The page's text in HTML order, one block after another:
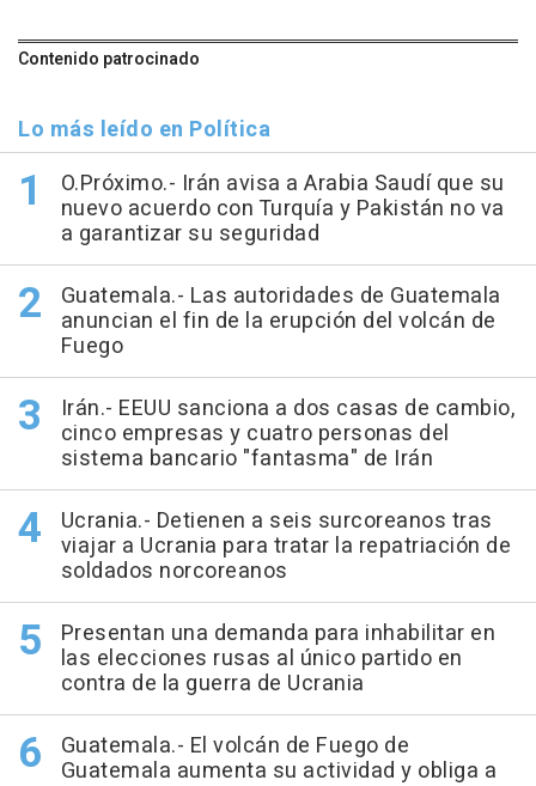
Contenido patrocinado
Lo más leído en Política
O.Próximo.- Irán avisa a Arabia Saudí que su
nuevo acuerdo con Turquía y Pakistán no va
a garantizar su seguridad
Guatemala.- Las autoridades de Guatemala
anuncian el fin de la erupción del volcán de
Fuego
Irán.- EEUU sanciona a dos casas de cambio,
cinco empresas y cuatro personas del
sistema bancario "fantasma" de Irán
Ucrania.- Detienen a seis surcoreanos tras
viajar a Ucrania para tratar la repatriación de
soldados norcoreanos
Presentan una demanda para inhabilitar en
las elecciones rusas al único partido en
contra de la guerra de Ucrania
Guatemala.- El volcán de Fuego de
Guatemala aumenta su actividad y obliga a